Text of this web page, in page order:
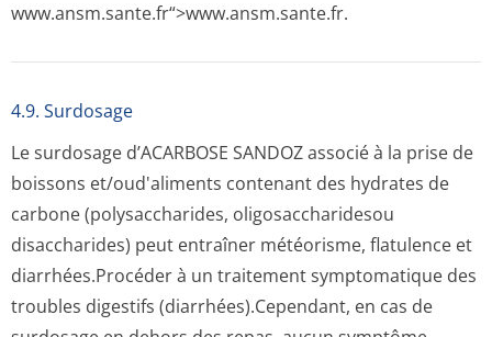
www.ansm.sante­.fr“>www.ansm­.sante.fr.
4.9. Surdosage
Le surdosage d’ACARBOSE SANDOZ associé à la prise de
boissons et/oud'aliments contenant des hydrates de
carbone (polysaccharides, oligosaccharidesou
disaccharides) peut entraîner météorisme, flatulence et
diarrhées.Procéder à un traitement symptomatique des
troubles digestifs (diarrhées).Ce­pendant, en cas de